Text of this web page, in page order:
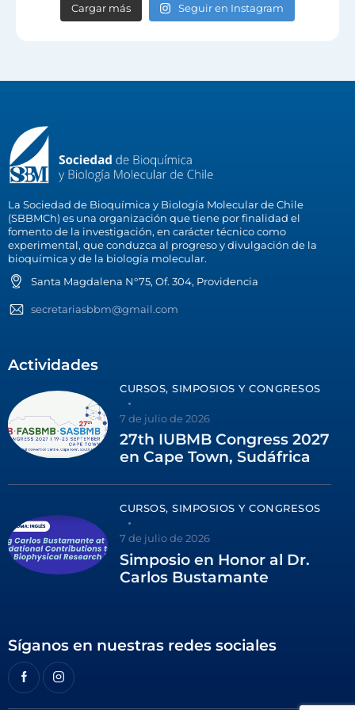
Cargar más Seguir en Instagram
La Sociedad de Bioquímica y Biología Molecular de Chile
(SBBMCh) es una organización que tiene por finalidad el
fomento de la investigación, en carácter técnico como
experimental, que conduzca al progreso y divulgación de la
bioquímica y de la biología molecular.
Santa Magdalena N°75, Of. 304, Providencia
secretariasbbm@gmail.com
Actividades
CURSOS, SIMPOSIOS Y CONGRESOS
7 de julio de 2026
27th IUBMB Congress 2027
en Cape Town, Sudáfrica
CURSOS, SIMPOSIOS Y CONGRESOS
7 de julio de 2026
Simposio en Honor al Dr.
Carlos Bustamante
Síganos en nuestras redes sociales